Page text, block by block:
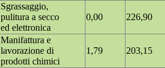
Sgrassaggio,
pulitura a secco
ed elettronica
0,00 226,90
Manifattura e
lavorazione di
prodotti chimici
1,79 203,15